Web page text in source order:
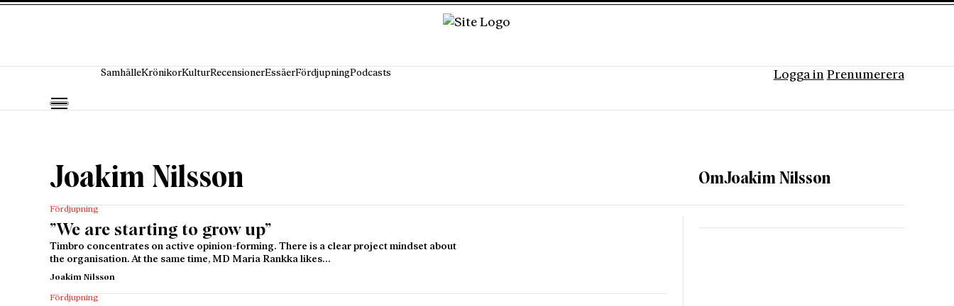
SamhälleKrönikorKulturRecensionerEssäerFördjupningPodcasts Logga in Prenumerera
Joakim Nilsson OmJoakim Nilsson
Fördjupning
”We are starting to grow up”
Timbro concentrates on active opinion-forming. There is a clear project mindset about
the organisation. At the same time, MD Maria Rankka likes…
Joakim Nilsson
Fördjupning